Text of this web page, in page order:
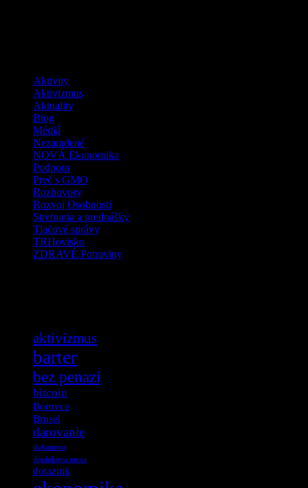
Aktivity
Aktivizmus
Aktuality
Blog
Médiá
Nezaradené
NOVÁ Ekonomika
Podpora
Preč s GMO
Rozhovory
Rozvoj Osobnosti
Stretnutia a prednášky
Tlačové správy
TRHovisko
ZDRAVÉ Potraviny
aktivizmus
barter
bez penazi
bitcoin
Borovce
Brusel
darovanie
dokument
doplnková mena
dotaznik